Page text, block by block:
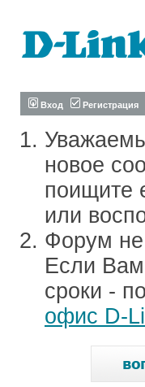
Вход Регистрация
новое
поищите
или
Форум не
Если Вам
сроки -
офис D-